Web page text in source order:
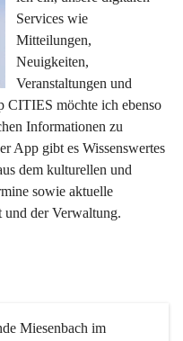
Services wie
Mitteilungen,
Neuigkeiten,
Veranstaltungen und
CITIES möchte ich ebenso
Informationen zu
App gibt es Wissenswertes
dem kulturellen und
sowie aktuelle
und der Verwaltung.
Miesenbach im